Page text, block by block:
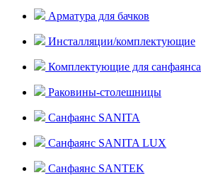
Арматура для бачков
Инсталляции/комплектующие
Комплектующие для санфаянса
Раковины-столешницы
Санфаянс SANITA
Санфаянс SANITA LUX
Санфаянс SANTEK